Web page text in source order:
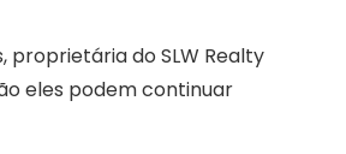
proprietária do SLW Realty
eles podem continuar